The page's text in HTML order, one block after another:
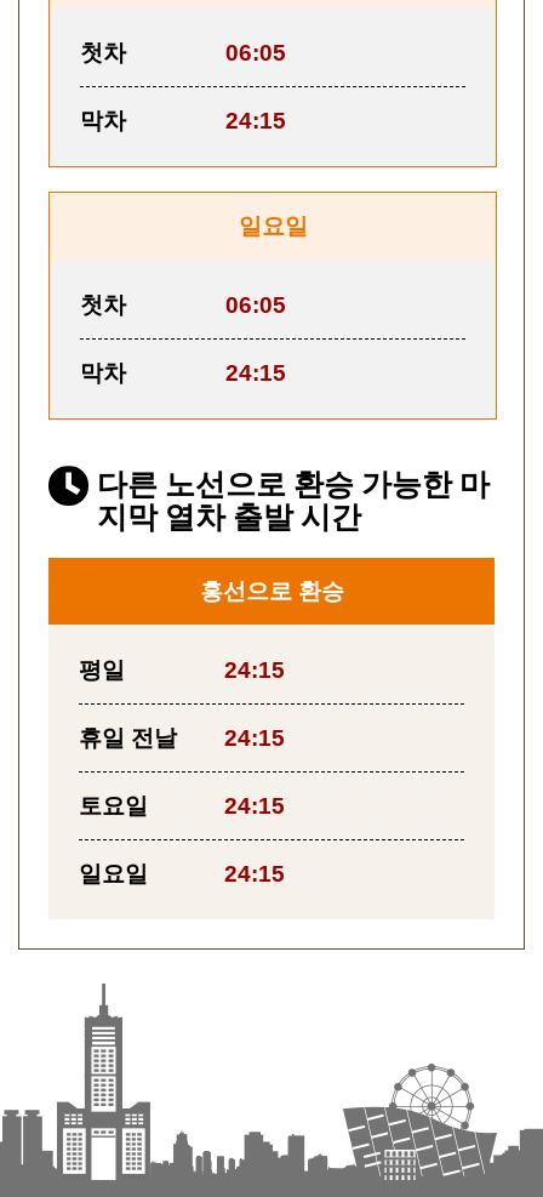
첫차 06:05
막차 24:15
일요일
첫차 06:05
막차 24:15
다른 노선으로 환승 가능한 마
지막 열차 출발 시간
홍선으로 환승
평일 24:15
휴일 전날 24:15
토요일 24:15
일요일 24:15